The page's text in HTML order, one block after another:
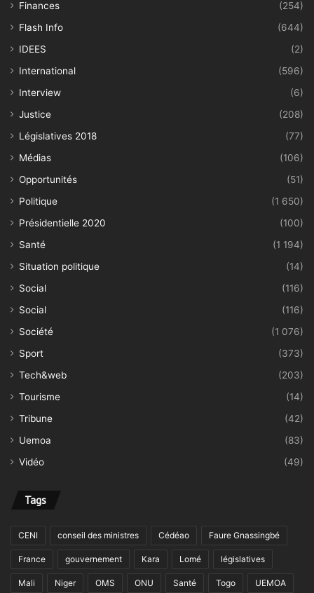
Finances
(254)
Flash Info
(644)
IDEES
(2)
International
(596)
Interview
(6)
Justice
(208)
Législatives 2018
(77)
Médias
(106)
Opportunités
(51)
Politique
(1 650)
Présidentielle 2020
(100)
Santé
(1 194)
Situation politique
(14)
Social
(116)
Social
(116)
Société
(1 076)
Sport
(373)
Tech&web
(203)
Tourisme
(14)
Tribune
(42)
Uemoa
(83)
Vidéo
(49)
Tags
CENI conseil des ministres Cédéao Faure Gnassingbé
France gouvernement Kara Lomé législatives
Mali Niger OMS ONU Santé Togo UEMOA